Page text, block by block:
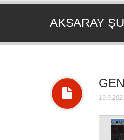
AKSARAY